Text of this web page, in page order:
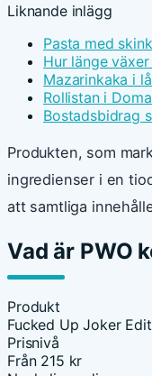
Liknande inlägg
Pasta med
Hur länge
Mazarinkaka i
Rollistan i
Bostadsbidrag
Produkten, som
ingredienser i en
att samtliga
Vad är PWO
Produkt
Fucked Up Joker
Prisnivå
Från 215 kr